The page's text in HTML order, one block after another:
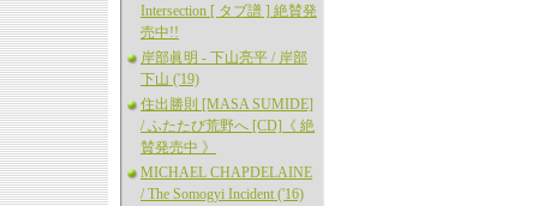
Intersection [ タブ譜 ] 絶賛発
売中!!
岸部眞明 - 下山亮平 / 岸部
下山 ('19)
住出勝則 [MASA SUMIDE]
/ ふたたび荒野へ [CD]《 絶
賛発売中 》
MICHAEL CHAPDELAINE
/ The Somogyi Incident ('16)